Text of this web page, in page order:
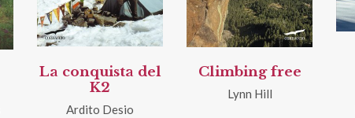
La conquista del
K2
Ardito Desio
Climbing free
Lynn Hill